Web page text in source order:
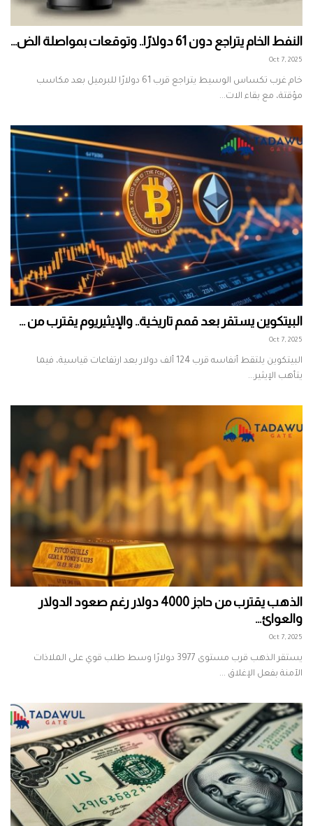
النفط الخام يتراجع دون 61 دولارًا.. وتوقعات بمواصلة الض...
Oct 7, 2025
خام غرب تكساس الوسيط يتراجع قرب 61 دولارًا للبرميل بعد مكاسب
مؤقتة، مع بقاء الات...
البيتكوين يستقر بعد قمم تاريخية.. والإيثيريوم يقترب من ...
Oct 7, 2025
البيتكوين يلتقط أنفاسه قرب 124 ألف دولار بعد ارتفاعات قياسية، فيما
يتأهب الإيثير...
الذهب يقترب من حاجز 4000 دولار رغم صعود الدولار
والعوائ...
Oct 7, 2025
يستقر الذهب قرب مستوى 3977 دولارًا وسط طلب قوي على الملاذات
الآمنة بفعل الإغلاق ...